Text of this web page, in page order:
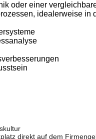
oder einer
idealerweise
direkt auf dem